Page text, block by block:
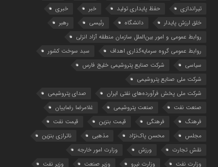
تیراندازی
حفظ پایداری تولید خبر
خبری
خلق ارزش پایدار
دانشگاه رئیسی
رهبر
روابط عمومی و امور بین‌الملل سازمان منطقه آزاد انزلی
روابط عمومی گروه سرمایه‌گذاری اهداف
سبد سوخت کشور
سیاسی
شرکت صنایع پتروشیمی خلیج فارس
شرکت ملی صنایع پتروشیمی
شرکت ملی پخش فرآورده‌های نفتی ایران
صدای پتروشیمی
صنعت نفت
صنعت پتروشیمی
غلامرضا رضاییان
فرهنگ
فرهنگی قیمت بنزین
قیمت نفت
مجلس
محسن پاک‌نژاد مذهبی
ناترازی بنزین
نقش تجارت
ورزش
وزارت امور خارجه
وزارت نفت
وزارت نیرو وزیر صنعت وزیر نفت